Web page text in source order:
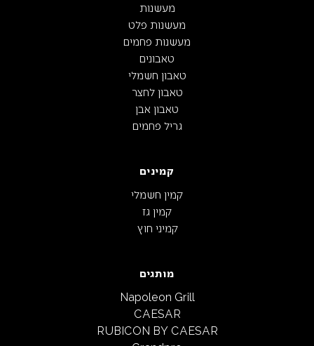
מעשנות
מעשנות פלט
מעשנות פחמים
טאבונים
טאבון חשמלי
טאבון לחצר
טאבון אבן
גריל פחמים
קמינים
קמין חשמלי
קמין גז
קמיני חוץ
מותגים
Napoleon Grill
CAESAR
RUBICON BY CAESAR